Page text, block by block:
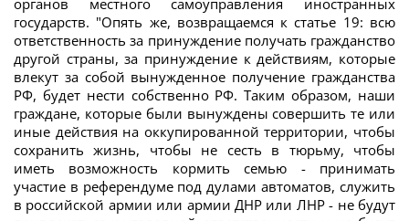
органов местного самоуправления иностранных
государств. "Опять же, возвращаемся к статье 19: всю
ответственность за принуждение получать гражданство
другой страны, за принуждение к действиям, которые
влекут за собой вынужденное получение гражданства
РФ, будет нести собственно РФ. Таким образом, наши
граждане, которые были вынуждены совершить те или
иные действия на оккупированной территории, чтобы
сохранить жизнь, чтобы не сесть в тюрьму, чтобы
иметь возможность кормить семью - принимать
участие в референдуме под дулами автоматов, служить
в российской армии или армии ДНР или ЛНР - не будут